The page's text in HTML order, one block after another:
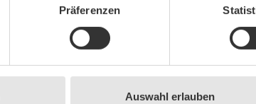
Präferenzen
Auswahl erlauben
Raumbediengerät